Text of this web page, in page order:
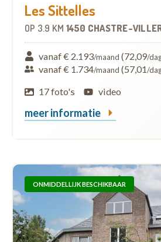
Les Sittelles
OP 3.9 KM 1450 CHASTRE-
vanaf € 2.193/maand (72,09/
vanaf € 1.734/maand (57,01/
17 foto's
video
meer informatie
ONMIDDELLIJK BESCHIKBAAR